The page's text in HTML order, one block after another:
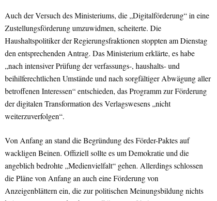
Auch der Versuch des Ministeriums, die „Digitalförderung“ in eine
Zustellungsförderung umzuwidmen, scheiterte. Die
Haushaltspolitiker der Regierungsfraktionen stoppten am Dienstag
den entsprechenden Antrag. Das Ministerium erklärte, es habe
„nach intensiver Prüfung der verfassungs-, haushalts- und
beihilferechtlichen Umstände und nach sorgfältiger Abwägung aller
betroffenen Interessen“ entschieden, das Programm zur Förderung
der digitalen Transformation des Verlagswesens „nicht
weiterzuverfolgen“.
Von Anfang an stand die Begründung des Förder-Paktes auf
wackligen Beinen. Offiziell sollte es um Demokratie und die
angeblich bedrohte „Medienvielfalt“ gehen. Allerdings schlossen
die Pläne von Anfang an auch eine Förderung von
Anzeigenblättern ein, die zur politischen Meinungsbildung nichts